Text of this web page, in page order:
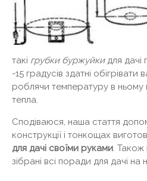
такі грубки буржуйкидля дачі
-15 градусів здатні
роблячи температуру в ньому
тепла.
Сподіваюся, наша стаття
конструкції і тонкощах
для дачі своїми руками. Також
зібрані всі поради для дачі на